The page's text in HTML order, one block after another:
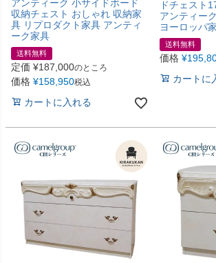
アンティーク 小サイドボード
収納チェスト おしゃれ 収納家
具 リプロダクト家具 アンティ
ーク家具
送料無料
定価 ¥187,000のところ
価格 ¥158,950税込
カートに入れる
ドチェスト
アンティー
ヨーロッパ
送料無料
価格 ¥
カートに